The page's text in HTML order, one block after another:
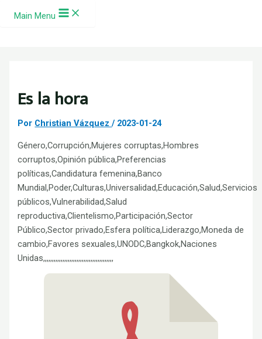
Ir al contenido
Main Menu
Es la hora
Por Christian Vázquez/ 2023-01-24
Género,Corrupción,Mujeres corruptas,Hombres
corruptos,Opinión pública,Preferencias
políticas,Candidatura femenina,Banco
Mundial,Poder,Culturas,Universalidad,Educación,Salud,Servicios
públicos,Vulnerabilidad,Salud
reproductiva,Clientelismo,Participación,Sector
Público,Sector privado,Esfera política,Liderazgo,Moneda de
cambio,Favores sexuales,UNODC,Bangkok,Naciones
Unidas,,,,,,,,,,,,,,,,,,,,,,,,,,,,,,,,,,,,,,,,